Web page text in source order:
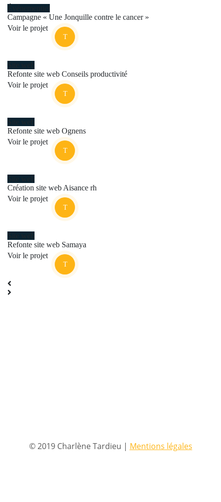
Campagne « Une Jonquille contre le cancer »
Voir le projet
Refonte site web Conseils productivité
Voir le projet
Refonte site web Ognens
Voir le projet
Création site web Aisance rh
Voir le projet
Refonte site web Samaya
Voir le projet
© 2019 Charlène Tardieu | Mentions légales